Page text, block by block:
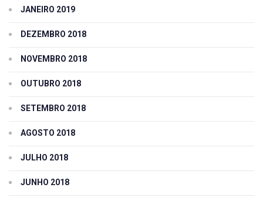
JANEIRO 2019
DEZEMBRO 2018
NOVEMBRO 2018
OUTUBRO 2018
SETEMBRO 2018
AGOSTO 2018
JULHO 2018
JUNHO 2018